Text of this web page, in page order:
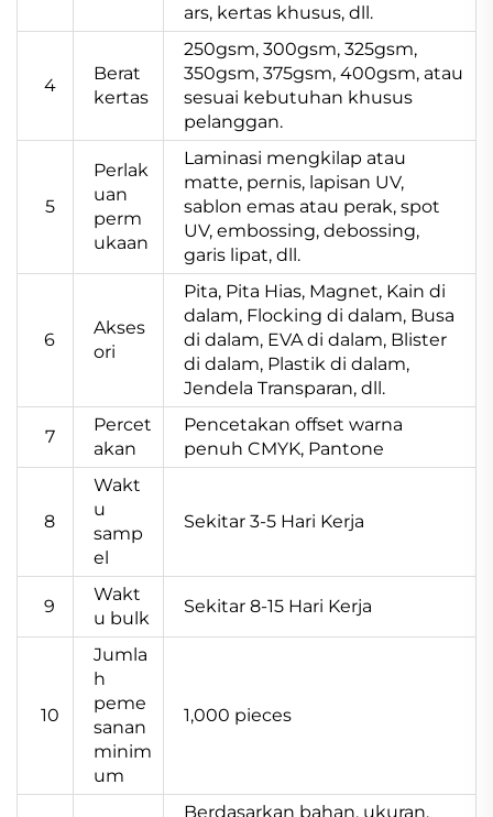
ars, kertas khusus, dll.
4
Berat
kertas
250gsm, 300gsm, 325gsm,
350gsm, 375gsm, 400gsm, atau
sesuai kebutuhan khusus
pelanggan.
5
Perlak
uan
perm
ukaan
Laminasi mengkilap atau
matte, pernis, lapisan UV,
sablon emas atau perak, spot
UV, embossing, debossing,
garis lipat, dll.
6
Akses
ori
Pita, Pita Hias, Magnet, Kain di
dalam, Flocking di dalam, Busa
di dalam, EVA di dalam, Blister
di dalam, Plastik di dalam,
Jendela Transparan, dll.
7
Percet
akan
Pencetakan offset warna
penuh CMYK, Pantone
8
Wakt
u
samp
el
Sekitar 3-5 Hari Kerja
9
Wakt
u bulk
Sekitar 8-15 Hari Kerja
10
Jumla
h
peme
sanan
minim
um
1,000 pieces
Berdasarkan bahan, ukuran,